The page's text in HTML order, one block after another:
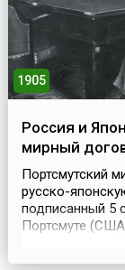
1905
Россия и
мирный
Портсмутский
русско-
подписанный 5
Портсмуте
США Р. Розен,